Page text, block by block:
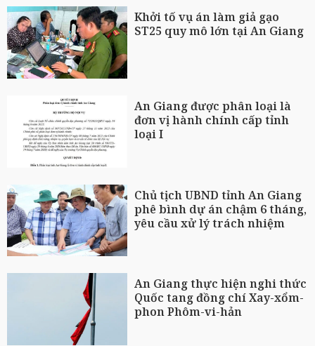
Khởi tố vụ án làm giả gạo
ST25 quy mô lớn tại An Giang
An Giang được phân loại là
đơn vị hành chính cấp tỉnh
loại I
Chủ tịch UBND tỉnh An Giang
phê bình dự án chậm 6 tháng,
yêu cầu xử lý trách nhiệm
An Giang thực hiện nghi thức
Quốc tang đồng chí Xay-xổm-
phon Phôm-vi-hản